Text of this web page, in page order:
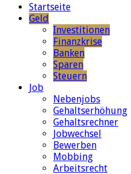
Startseite
Geld
Investitionen
Finanzkrise
Banken
Sparen
Steuern
Job
Nebenjobs
Gehaltserhöhung
Gehaltsrechner
Jobwechsel
Bewerben
Mobbing
Arbeitsrecht